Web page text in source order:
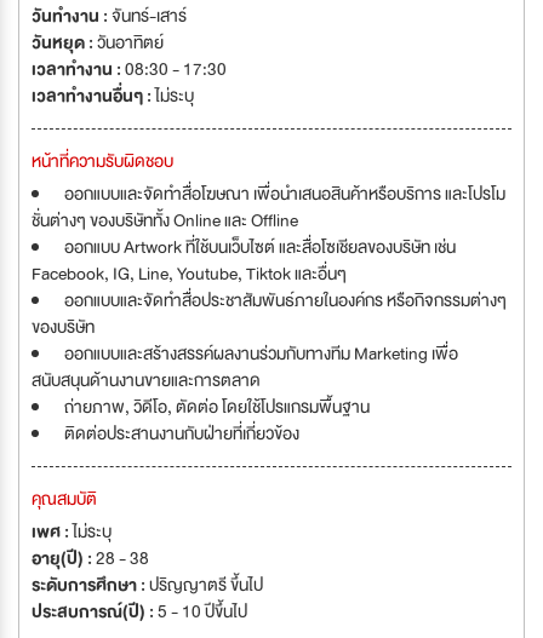
วันทำงาน :จันทร์-เสาร์
วันหยุด :วันอาทิตย์
เวลาทำงาน :08:30 - 17:30
เวลาทำงานอื่นๆ :ไม่ระบุ
หน้าที่ความรับผิดชอบ
ออกแบบและจัดทำสื่อโฆษณา เพื่อนำเสนอสินค้าหรือบริการ และโปรโม
ชั่นต่างๆ ของบริษัททั้ง Online และ Offline
ออกแบบ Artwork ที่ใช้บนเว็บไซต์ และสื่อโซเชียลของบริษัท เช่น
Facebook, IG, Line, Youtube, Tiktok และอื่นๆ
ออกแบบและจัดทำสื่อประชาสัมพันธ์ภายในองค์กร หรือกิจกรรมต่างๆ
ของบริษัท
ออกแบบและสร้างสรรค์ผลงานร่วมกับทางทีม Marketing เพื่อ
สนับสนุนด้านงานขายและการตลาด
ถ่ายภาพ, วิดีโอ, ตัดต่อ โดยใช้โปรแกรมพื้นฐาน
ติดต่อประสานงานกับฝ่ายที่เกี่ยวข้อง
คุณสมบัติ
เพศ :ไม่ระบุ
อายุ(ปี) :28 - 38
ระดับการศึกษา :ปริญญาตรี ขึ้นไป
ประสบการณ์(ปี) :5 - 10 ปีขึ้นไป